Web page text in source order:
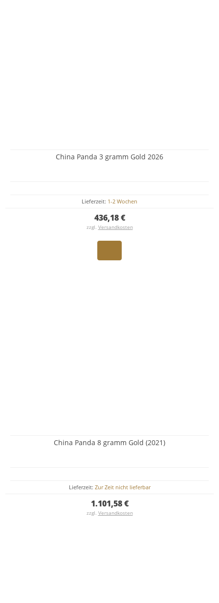
China Panda 3 gramm Gold 2026
Lieferzeit: 1-2 Wochen
436,18 €
zzgl. Versandkosten
China Panda 8 gramm Gold (2021)
Lieferzeit: Zur Zeit nicht lieferbar
1.101,58 €
zzgl. Versandkosten